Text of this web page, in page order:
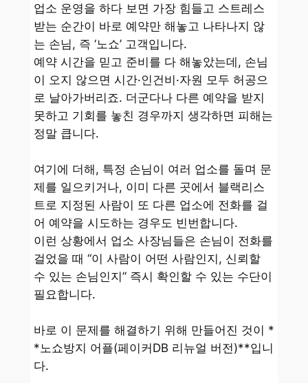
업소 운영을 하다 보면 가장 힘들고 스트레스
받는 순간이 바로 예약만 해놓고 나타나지 않
는 손님, 즉 ‘노쇼’ 고객입니다.
예약 시간을 믿고 준비를 다 해놓았는데, 손님
이 오지 않으면 시간·인건비·자원 모두 허공으
로 날아가버리죠. 더군다나 다른 예약을 받지
못하고 기회를 놓친 경우까지 생각하면 피해는
정말 큽니다.
여기에 더해, 특정 손님이 여러 업소를 돌며 문
제를 일으키거나, 이미 다른 곳에서 블랙리스
트로 지정된 사람이 또 다른 업소에 전화를 걸
어 예약을 시도하는 경우도 빈번합니다.
이런 상황에서 업소 사장님들은 손님이 전화를
걸었을 때 “이 사람이 어떤 사람인지, 신뢰할
수 있는 손님인지” 즉시 확인할 수 있는 수단이
필요합니다.
바로 이 문제를 해결하기 위해 만들어진 것이 *
*노쇼방지 어플(페이커DB 리뉴얼 버전)**입니
다.